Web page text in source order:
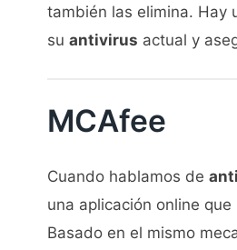
también las elimina. Hay
su antivirus actual y
MCAfee
Cuando hablamos de
una aplicación online
Basado en el mismo